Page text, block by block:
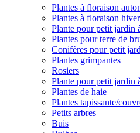
Plantes à floraison
Plantes à floraison
Plante pour petit jardin
Plantes pour terre de
Conifères pour petit
Plantes grimpantes
Rosiers
Plante pour petit jardin
Plantes de haie
Plantes tapissante/
Petits arbres
Buis